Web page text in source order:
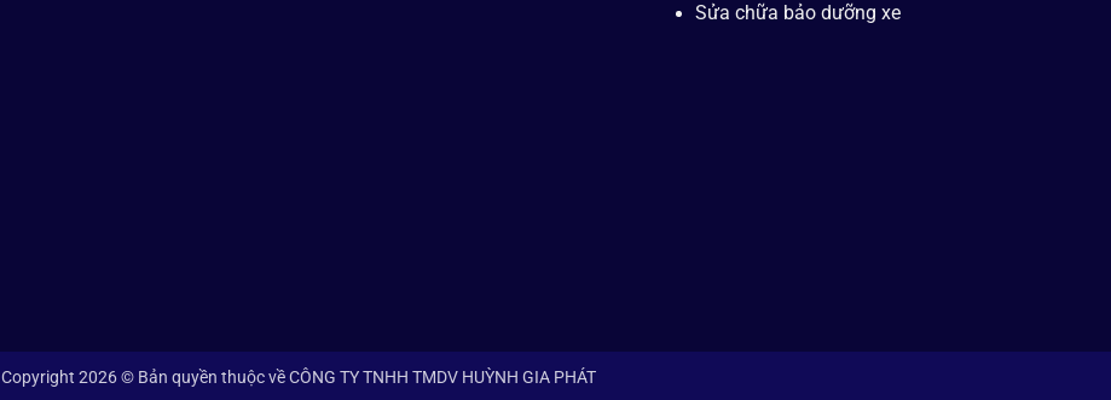
Sửa chữa bảo dưỡng xe
Copyright 2026 © Bản quyền thuộc về CÔNG TY TNHH TMDV HUỲNH GIA PHÁT